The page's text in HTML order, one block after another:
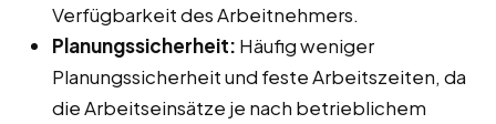
Verfügbarkeit des Arbeitnehmers.
Planungssicherheit: Häufig weniger
Planungssicherheit und feste Arbeitszeiten, da
die Arbeitseinsätze je nach betrieblichem